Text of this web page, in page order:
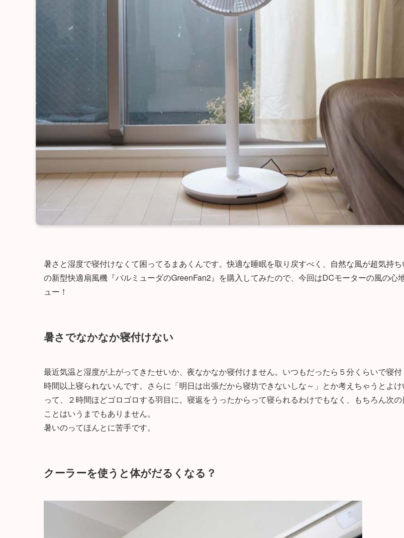
暑さと湿度で寝付けなくて困ってるまあくんです。快適な睡眠を取り戻すべく、自然な風が超気持
の新型快適扇風機『バルミューダのGreenFan2』を購入してみたので、今回はDCモーターの風の心
ュー！
暑さでなかなか寝付けない
最近気温と湿度が上がってきたせいか、夜なかなか寝付けません。いつもだったら５分くらいで寝付
時間以上寝られないんです。さらに「明日は出張だから寝坊できないしな～」とか考えちゃうとよ
って、２時間ほどゴロゴロする羽目に。寝返をうったからって寝られるわけでもなく、もちろん次
ことはいうまでもありません。
暑いのってほんとに苦手です。
クーラーを使うと体がだるくなる？